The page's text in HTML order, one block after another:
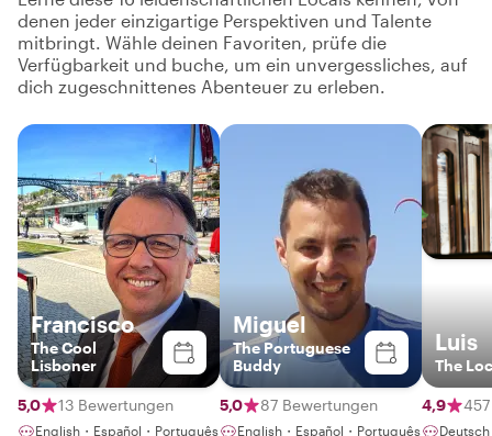
denen jeder einzigartige Perspektiven und Talente
mitbringt. Wähle deinen Favoriten, prüfe die
Verfügbarkeit und buche, um ein unvergessliches, auf
dich zugeschnittenes Abenteuer zu erleben.
Francisco
The Cool
Lisboner
5,0 13 Bewertungen
English・Español・Português
Miguel
The Portuguese
Buddy
5,0 87 Bewertungen
English・Español・Português
Luis
The
4,9